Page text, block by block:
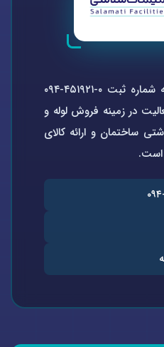
گروه تاسیسات سلامتی به شماره ثبت ۰-۴۵۱۹۲۱-۰۹۴
فعالیت در زمینه فروش لوله و
ساختمان و ارائه کالای
است.